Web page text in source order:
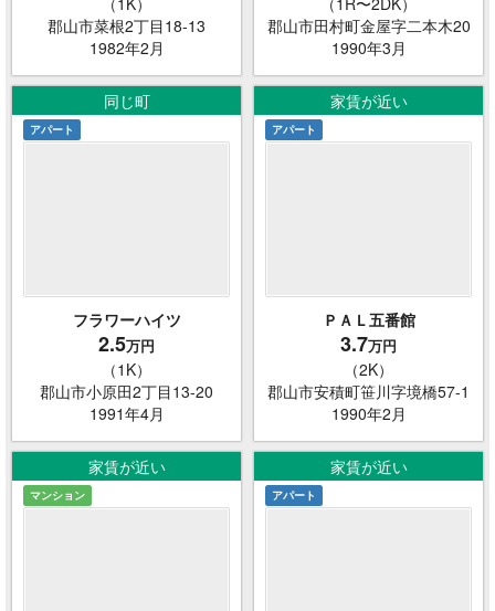
郡山市菜根2丁目18-13
1982年2月
郡山市田村町金屋字二本木20
1990年3月
同じ町
アパート
フラワーハイツ
2.5万円
（1K）
郡山市小原田2丁目13-20
1991年4月
家賃が近い
アパート
ＰＡＬ五番館
3.7万円
（2K）
郡山市安積町笹川字境橋57-1
1990年2月
家賃が近い
マンション
家賃が近い
アパート